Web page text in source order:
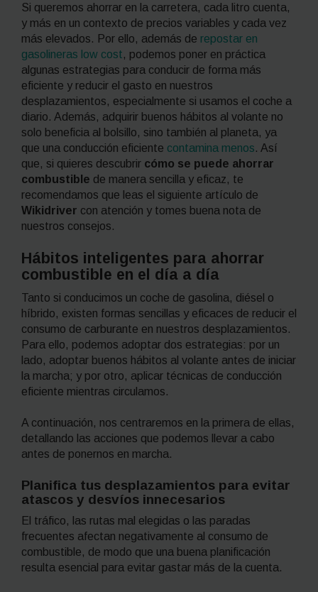
Si queremos ahorrar en la carretera, cada litro cuenta,
y más en un contexto de precios variables y cada vez
más elevados. Por ello, además de repostar en
gasolineras low cost, podemos poner en práctica
algunas estrategias para conducir de forma más
eficiente y reducir el gasto en nuestros
desplazamientos, especialmente si usamos el coche a
diario. Además, adquirir buenos hábitos al volante no
solo beneficia al bolsillo, sino también al planeta, ya
que una conducción eficiente contamina menos. Así
que, si quieres descubrir cómo se puede ahorrar
combustible de manera sencilla y eficaz, te
recomendamos que leas el siguiente artículo de
Wikidriver con atención y tomes buena nota de
nuestros consejos.
Hábitos inteligentes para ahorrar
combustible en el día a día
Tanto si conducimos un coche de gasolina, diésel o
híbrido, existen formas sencillas y eficaces de reducir el
consumo de carburante en nuestros desplazamientos.
Para ello, podemos adoptar dos estrategias: por un
lado, adoptar buenos hábitos al volante antes de iniciar
la marcha; y por otro, aplicar técnicas de conducción
eficiente mientras circulamos.
A continuación, nos centraremos en la primera de ellas,
detallando las acciones que podemos llevar a cabo
antes de ponernos en marcha.
Planifica tus desplazamientos para evitar
atascos y desvíos innecesarios
El tráfico, las rutas mal elegidas o las paradas
frecuentes afectan negativamente al consumo de
combustible, de modo que una buena planificación
resulta esencial para evitar gastar más de la cuenta.